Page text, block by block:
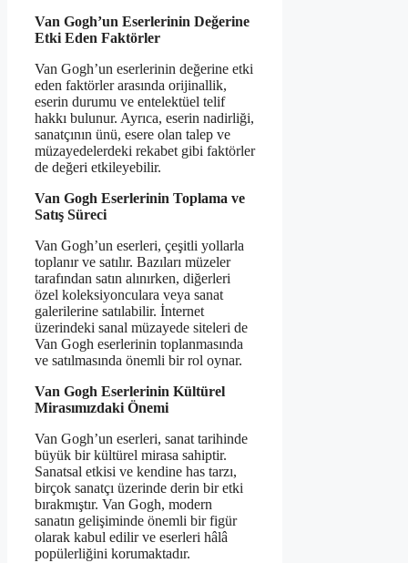
Van Gogh’un Eserlerinin Değerine
Etki Eden Faktörler
Van Gogh’un eserlerinin değerine etki
eden faktörler arasında orijinallik,
eserin durumu ve entelektüel telif
hakkı bulunur. Ayrıca, eserin nadirliği,
sanatçının ünü, esere olan talep ve
müzayedelerdeki rekabet gibi faktörler
de değeri etkileyebilir.
Van Gogh Eserlerinin Toplama ve
Satış Süreci
Van Gogh’un eserleri, çeşitli yollarla
toplanır ve satılır. Bazıları müzeler
tarafından satın alınırken, diğerleri
özel koleksiyonculara veya sanat
galerilerine satılabilir. İnternet
üzerindeki sanal müzayede siteleri de
Van Gogh eserlerinin toplanmasında
ve satılmasında önemli bir rol oynar.
Van Gogh Eserlerinin Kültürel
Mirasımızdaki Önemi
Van Gogh’un eserleri, sanat tarihinde
büyük bir kültürel mirasa sahiptir.
Sanatsal etkisi ve kendine has tarzı,
birçok sanatçı üzerinde derin bir etki
bırakmıştır. Van Gogh, modern
sanatın gelişiminde önemli bir figür
olarak kabul edilir ve eserleri hâlâ
popülerliğini korumaktadır.